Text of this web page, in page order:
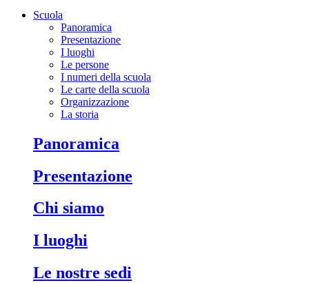
Scuola
Panoramica
Presentazione
I luoghi
Le persone
I numeri della scuola
Le carte della scuola
Organizzazione
La storia
panoramica
presentazione
chi siamo
i luoghi
le nostre sedi